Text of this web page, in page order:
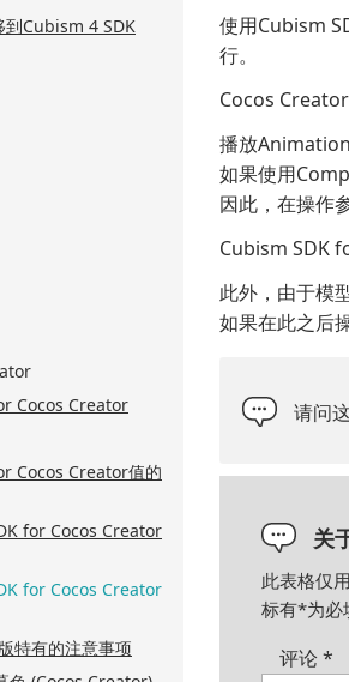
到Cubism 4 SDK
Cocos Creator
Cocos Creator值的
for Cocos Creator
for Cocos Creator
特有的注意事项
使用Cubism
行。
Cocos
播放
如果使用
因此，在操作
Cubism SDK
此外，由于模
如果在此之后
请问
关
此表格仅
标有*为必
评论*